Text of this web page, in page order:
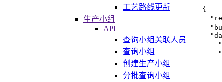
工艺路线更新
生产小组
API
查询小组关联人员
查询小组
创建生产小组
分批查询小组
{